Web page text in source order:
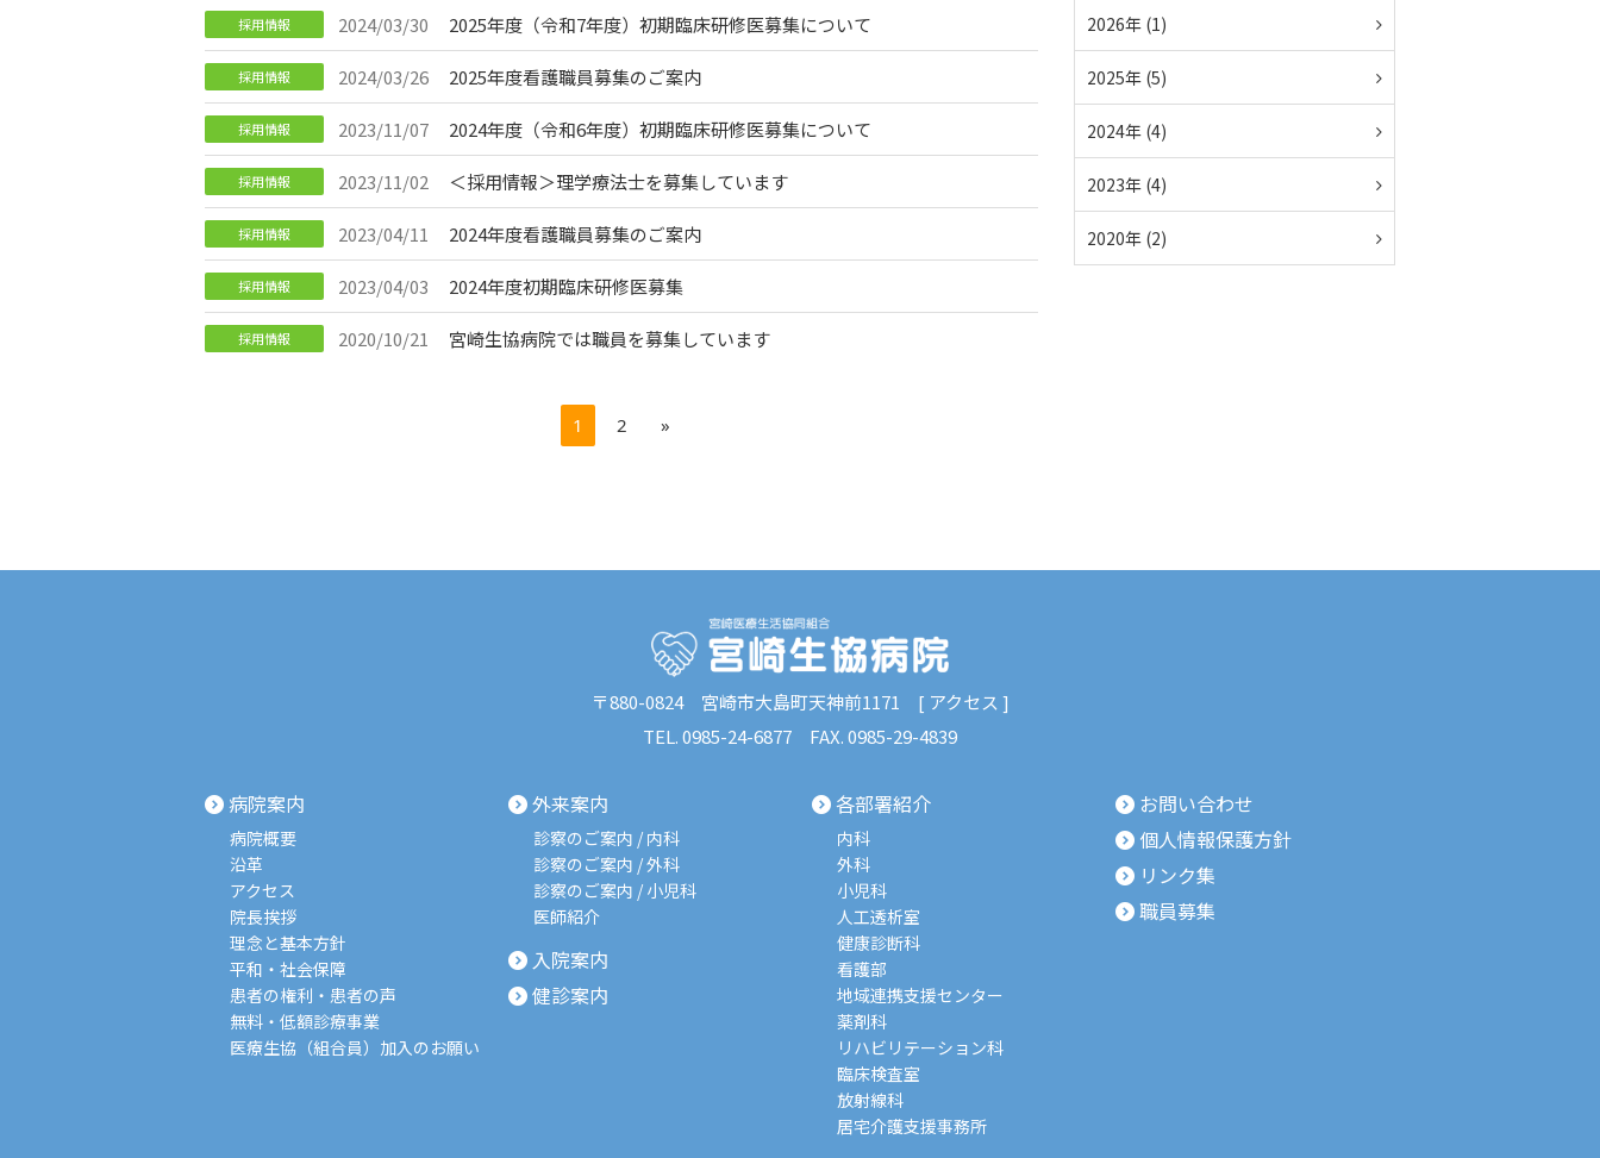
採用情報 2024/03/30 2025年度（令和7年度）初期臨床研修医募集について
採用情報 2024/03/26 2025年度看護職員募集のご案内
採用情報 2023/11/07 2024年度（令和6年度）初期臨床研修医募集について
採用情報 2023/11/02 ＜採用情報＞理学療法士を募集しています
採用情報 2023/04/11 2024年度看護職員募集のご案内
採用情報 2023/04/03 2024年度初期臨床研修医募集
採用情報 2020/10/21 宮崎生協病院では職員を募集しています
1 2 »
2026年 (1)
2025年 (5)
2024年 (4)
2023年 (4)
2020年 (2)
〒880-0824 宮崎市大島町天神前1171 [ アクセス ]
TEL.0985-24-6877 FAX. 0985-29-4839
病院案内
病院概要
沿革
アクセス
院長挨拶
理念と基本方針
平和・社会保障
患者の権利・患者の声
無料・低額診療事業
医療生協（組合員）加入のお願い
外来案内
診察のご案内 / 内科
診察のご案内 / 外科
診察のご案内 / 小児科
医師紹介
入院案内
健診案内
各部署紹介
内科
外科
小児科
人工透析室
健康診断科
看護部
地域連携支援センター
薬剤科
リハビリテーション科
臨床検査室
放射線科
居宅介護支援事務所
お問い合わせ
個人情報保護方針
リンク集
職員募集